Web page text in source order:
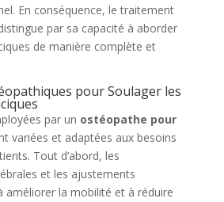
En conséquence, le traitement
par sa capacité à aborder
de manière complète et
pour Soulager les
par un ostéopathe pour
variées et adaptées aux besoins
Tout d’abord, les
et les ajustements
améliorer la mobilité et à réduire